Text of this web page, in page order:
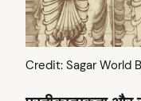
Credit: Sagar World